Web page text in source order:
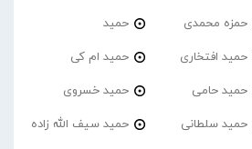
حمزه محمدی حمید
حمید افتخاری حمید ام کی
حمید حامی حمید خسروی
حمید سلطانی حمید سیف الله زاده